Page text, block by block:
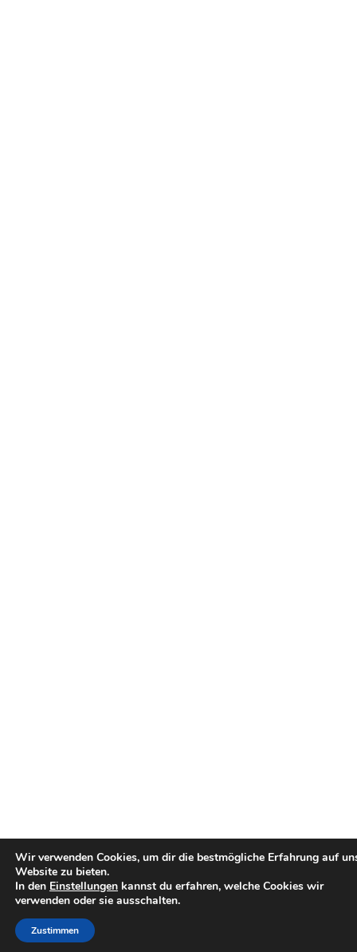
Wir verwenden Cookies, um dir die bestmögliche Erfahrung auf
Website zu bieten.
In den Einstellungen kannst du erfahren, welche Cookies wir
verwenden oder sie ausschalten.
Zustimmen